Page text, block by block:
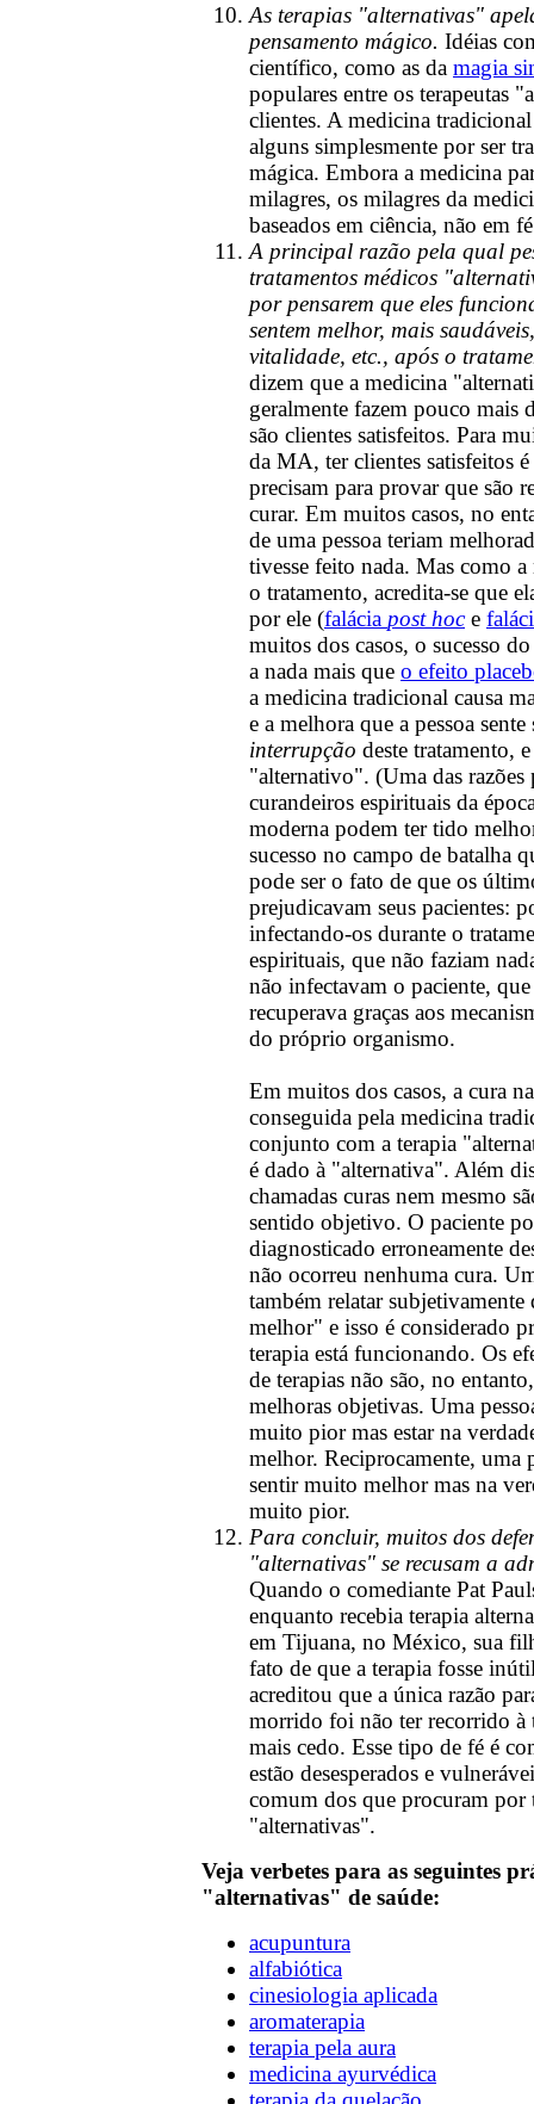
As terapias "alternativas"
pensamento mágico. Idéias
científico, como as da magia
populares entre os terapeutas
clientes. A medicina
alguns simplesmente por ser
mágica. Embora a medicina
milagres, os milagres da
baseados em ciência, não em
A principal razão pela qual
tratamentos médicos
por pensarem que eles
sentem melhor, mais
vitalidade, etc., após o
dizem que a medicina
geralmente fazem pouco mais
são clientes satisfeitos. Para
da MA, ter clientes satisfeitos
precisam para provar que são
curar. Em muitos casos, no
de uma pessoa teriam
tivesse feito nada. Mas como
o tratamento, acredita-se que
por ele (falácia post hoce
muitos dos casos, o sucesso
a nada mais que o efeito
a medicina tradicional causa
e a melhora que a pessoa sente
interrupção deste tratamento,
"alternativo". (Uma das razões
curandeiros espirituais da
moderna podem ter tido
sucesso no campo de batalha
pode ser o fato de que os
prejudicavam seus pacientes:
infectando-os durante o
espirituais, que não faziam
não infectavam o paciente, que
recuperava graças aos
do próprio organismo.
Em muitos dos casos, a cura
conseguida pela medicina
conjunto com a terapia
é dado à "alternativa". Além
chamadas curas nem mesmo
sentido objetivo. O paciente
diagnosticado erroneamente
não ocorreu nenhuma cura.
também relatar subjetivamente
melhor" e isso é considerado
terapia está funcionando. Os
de terapias não são, no
melhoras objetivas. Uma
muito pior mas estar na
melhor. Reciprocamente, uma
sentir muito melhor mas na
muito pior.
Para concluir, muitos dos
"alternativas" se recusam a
Quando o comediante Pat
enquanto recebia terapia
em Tijuana, no México, sua
fato de que a terapia fosse
acreditou que a única razão
morrido foi não ter recorrido à
mais cedo. Esse tipo de fé é
estão desesperados e
comum dos que procuram por
"alternativas".
Veja verbetes para as seguintes
"alternativas" de saúde:
acupuntura
alfabiótica
cinesiologia aplicada
aromaterapia
terapia pela aura
medicina ayurvédica